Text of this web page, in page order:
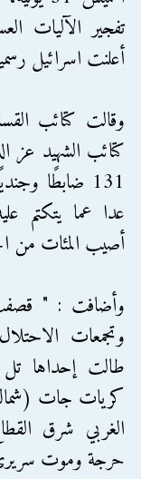
تفجير الآليات
أعلنت اسرائيل رسميا
وقالت كتائب
كتائب الشهيد عز
131 ضابطًا
عدا عما يتكتم
أصيب المئات من
وأضافت : "
طالت إحداها
كريات جات
الغربي شرق
حرجة وموت